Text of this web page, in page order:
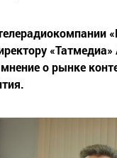
о рынке